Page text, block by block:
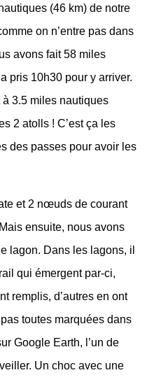
(46 km) de notre
on n’entre pas dans
avons fait 58 miles
pris 10h30 pour y arriver.
3.5 miles nautiques
2 atolls ! C’est ça les
des passes pour avoir les
et 2 nœuds de courant
ensuite, nous avons
lagon. Dans les lagons, il
qui émergent par-ci,
remplis, d’autres en ont
toutes marquées dans
Google Earth, l’un de
Un choc avec une